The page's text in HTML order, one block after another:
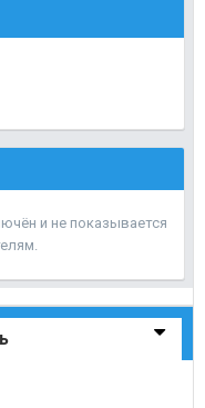
и не показывается